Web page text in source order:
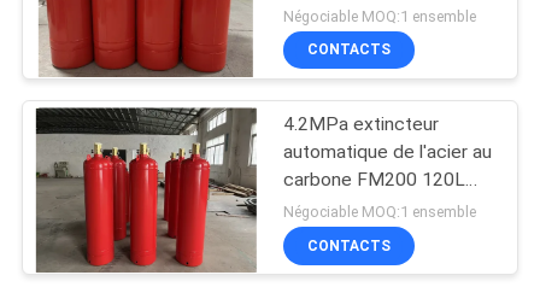
Agent propre de
suppression des
incendies
Négociable MOQ:1 ensemble
CONTACTS
4.2MPa extincteur
automatique de l'acier au
carbone FM200 120L
150L 180L
Négociable MOQ:1 ensemble
CONTACTS